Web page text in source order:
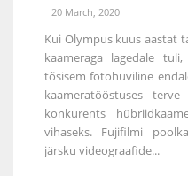
20 March, 2020
Kui Olympus kuus aastat
kaameraga lagedale
tõsisem fotohuviline
kaameratööstuses
konkurents
vihaseks. Fujifilmi
järsku videograafide...